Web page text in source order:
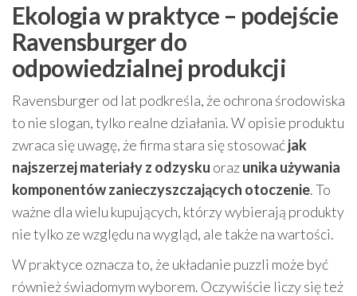
Ekologia w praktyce – podejście
Ravensburger do
odpowiedzialnej produkcji
Ravensburger od lat podkreśla, że ochrona środowiska
to nie slogan, tylko realne działania. W opisie produktu
zwraca się uwagę, że firma stara się stosowaćjak
najszerzej materiały z odzysku orazunika używania
komponentów zanieczyszczających otoczenie. To
ważne dla wielu kupujących, którzy wybierają produkty
nie tylko ze względu na wygląd, ale także na wartości.
W praktyce oznacza to, że układanie puzzli może być
również świadomym wyborem. Oczywiście liczy się też